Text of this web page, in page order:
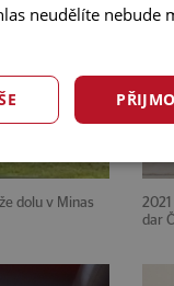
dolu v Minas
dar
neudělíte nebude